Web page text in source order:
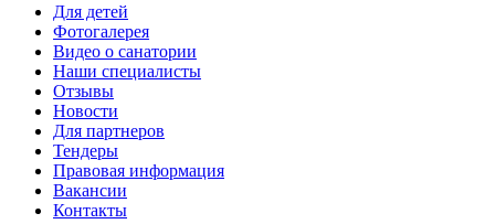
Для детей
Фотогалерея
Видео о санатории
Наши специалисты
Отзывы
Новости
Для партнеров
Тендеры
Правовая информация
Вакансии
Контакты